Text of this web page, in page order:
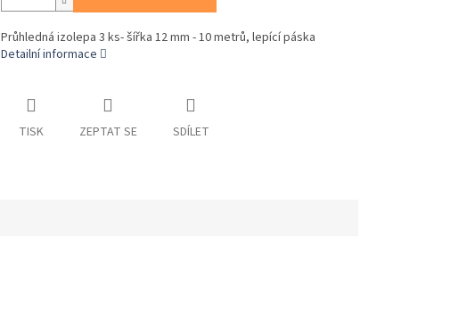
Průhledná izolepa 3 ks- šířka 12 mm - 10 metrů, lepící páska
Detailní informace
TISK ZEPTAT SE SDÍLET